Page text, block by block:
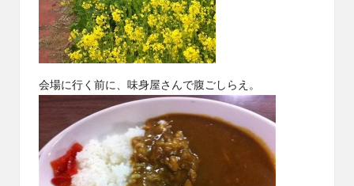
会場に行く前に、 味身屋さんで腹ごしらえ。